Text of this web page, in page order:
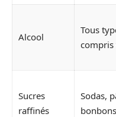
Alcool
Tous
compris
Sucres
raffinés
Sodas,
bonbons